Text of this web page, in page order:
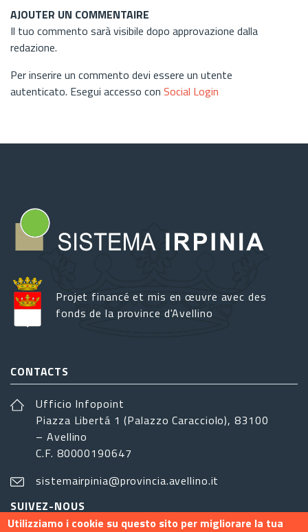
AJOUTER UN COMMENTAIRE
Il tuo commento sarà visibile dopo approvazione dalla
redazione.
Per inserire un commento devi essere un utente
autenticato. Esegui accesso con Social Login
Projet financé et mis en œuvre avec des
fonds de la province d'Avellino
CONTACTS
Ufficio Infopoint
Piazza Libertá 1 (Palazzo Caracciolo), 83100
– Avellino
C.F. 80000190647
sistemairpinia@provincia.avellino.it
SUIVEZ-NOUS
Utilizziamo i cookie su questo sito per migliorare la tua